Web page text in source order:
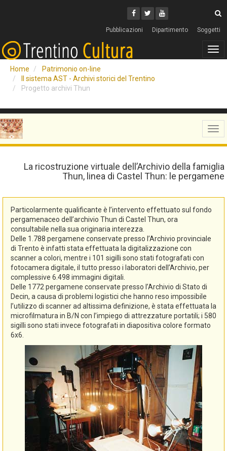
Facebook
Twitter
Youtube
Pubblicazioni Dipartimento Soggetti
Home
Patrimonio on-line
Il sistema AST - Archivi storici del Trentino
Progetto archivi Thun
La ricostruzione virtuale dell’Archivio della famiglia
Thun, linea di Castel Thun: le pergamene
Particolarmente qualificante è l’intervento effettuato sul fondo
pergamenaceo dell’archivio Thun di Castel Thun, ora
consultabile nella sua originaria interezza.
Delle 1.788 pergamene conservate presso l’Archivio provinciale
di Trento è infatti stata effettuata la digitalizzazione con
scanner a colori, mentre i 101 sigilli sono stati fotografati con
fotocamera digitale, il tutto presso i laboratori dell’Archivio, per
complessive 6.498 immagini digitali.
Delle 1772 pergamene conservate presso l’Archivio di Stato di
Decin, a causa di problemi logistici che hanno reso impossibile
l’utilizzo di scanner ad altissima definizione, è stata effettuata la
microfilmatura in B/N con l’impiego di attrezzature portatili; i 580
sigilli sono stati invece fotografati in diapositiva colore formato
6x6.